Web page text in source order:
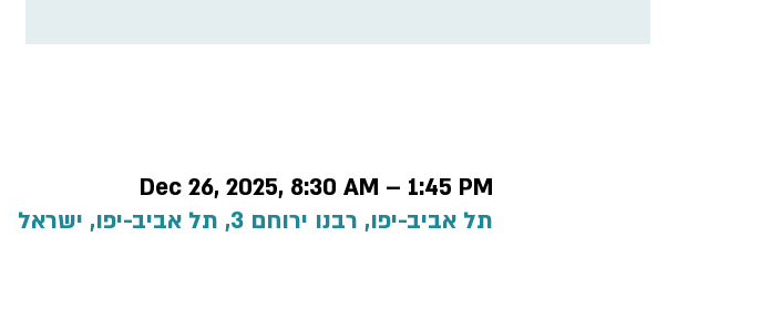
Dec 26, 2025, 8:30 AM – 1:45 PM
תל אביב-יפו, רבנו ירוחם 3, תל אביב-יפו, ישראל